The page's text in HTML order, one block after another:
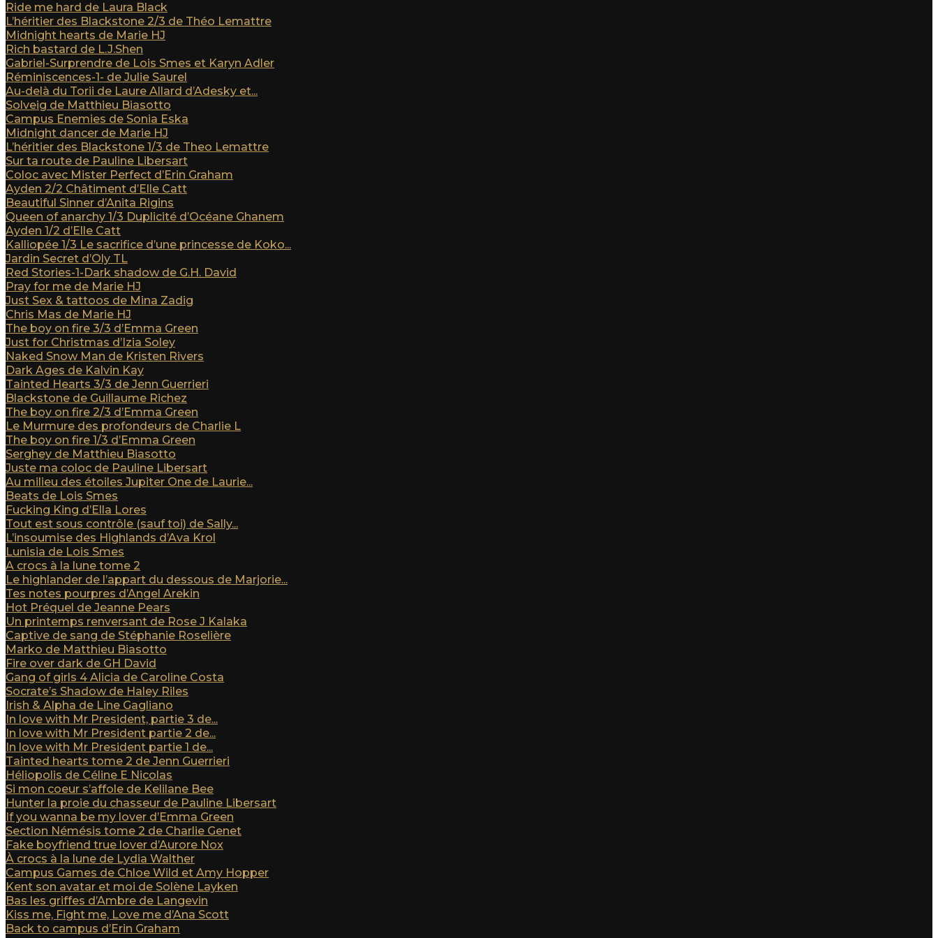
Ride me hard de Laura Black
L’héritier des Blackstone 2/3 de Théo Lemattre
Midnight hearts de Marie HJ
Rich bastard de L.J.Shen
Gabriel-Surprendre de Lois Smes et Karyn Adler
Réminiscences-1- de Julie Saurel
Au-delà du Torii de Laure Allard d’Adesky et...
Solveig de Matthieu Biasotto
Campus Enemies de Sonia Eska
Midnight dancer de Marie HJ
L’héritier des Blackstone 1/3 de Theo Lemattre
Sur ta route de Pauline Libersart
Coloc avec Mister Perfect d’Erin Graham
Ayden 2/2 Châtiment d’Elle Catt
Beautiful Sinner d’Anita Rigins
Queen of anarchy 1/3 Duplicité d’Océane Ghanem
Ayden 1/2 d’Elle Catt
Kalliopée 1/3 Le sacrifice d’une princesse de Koko...
Jardin Secret d’Oly TL
Red Stories-1-Dark shadow de G.H. David
Pray for me de Marie HJ
Just Sex & tattoos de Mina Zadig
Chris Mas de Marie HJ
The boy on fire 3/3 d’Emma Green
Just for Christmas d’Izia Soley
Naked Snow Man de Kristen Rivers
Dark Ages de Kalvin Kay
Tainted Hearts 3/3 de Jenn Guerrieri
Blackstone de Guillaume Richez
The boy on fire 2/3 d’Emma Green
Le Murmure des profondeurs de Charlie L
The boy on fire 1/3 d’Emma Green
Serghey de Matthieu Biasotto
Juste ma coloc de Pauline Libersart
Au milieu des étoiles Jupiter One de Laurie...
Beats de Lois Smes
Fucking King d’Ella Lores
Tout est sous contrôle (sauf toi) de Sally...
L’insoumise des Highlands d’Ava Krol
Lunisia de Lois Smes
A crocs à la lune tome 2
Le highlander de l’appart du dessous de Marjorie...
Tes notes pourpres d’Angel Arekin
Hot Préquel de Jeanne Pears
Un printemps renversant de Rose J Kalaka
Captive de sang de Stéphanie Roselière
Marko de Matthieu Biasotto
Fire over dark de GH David
Gang of girls 4 Alicia de Caroline Costa
Socrate’s Shadow de Haley Riles
Irish & Alpha de Line Gagliano
In love with Mr President, partie 3 de...
In love with Mr President partie 2 de...
In love with Mr President partie 1 de...
Tainted hearts tome 2 de Jenn Guerrieri
Héliopolis de Céline E Nicolas
Si mon coeur s’affole de Kelilane Bee
Hunter la proie du chasseur de Pauline Libersart
If you wanna be my lover d’Emma Green
Section Némésis tome 2 de Charlie Genet
Fake boyfriend true lover d’Aurore Nox
À crocs à la lune de Lydia Walther
Campus Games de Chloe Wild et Amy Hopper
Kent son avatar et moi de Solène Layken
Bas les griffes d’Ambre de Langevin
Kiss me, Fight me, Love me d’Ana Scott
Back to campus d’Erin Graham